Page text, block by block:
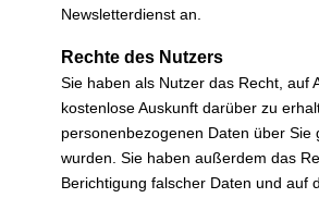
Newsletterdienst an.
Rechte des Nutzers
Sie haben als Nutzer das Recht, auf
kostenlose Auskunft darüber zu
personenbezogenen Daten über Sie
wurden. Sie haben außerdem das
Berichtigung falscher Daten und auf